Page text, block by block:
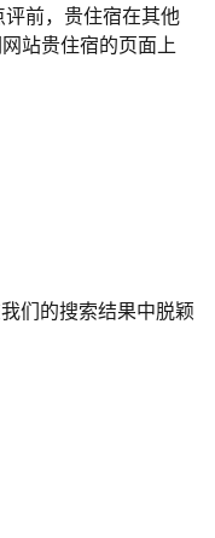
前，贵住宿在其他
站贵住宿的页面上
们的搜索结果中脱颖